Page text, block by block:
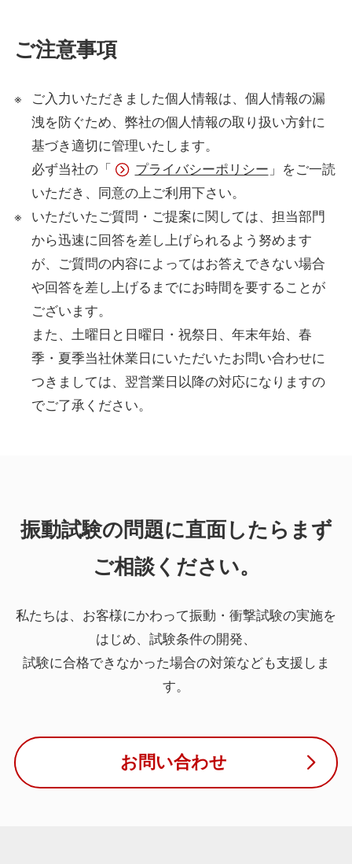
ご注意事項
ご入力いただきました個人情報は、個人情報の漏
洩を防ぐため、弊社の個人情報の取り扱い方針に
基づき適切に管理いたします。
必ず当社の「
プライバシーポリシー 」をご一読
いただき、同意の上ご利用下さい。
いただいたご質問・ご提案に関しては、担当部門
から迅速に回答を差し上げられるよう努めます
が、ご質問の内容によってはお答えできない場合
や回答を差し上げるまでにお時間を要することが
ございます。
また、土曜日と日曜日・祝祭日、年末年始、春
季・夏季当社休業日にいただいたお問い合わせに
つきましては、翌営業日以降の対応になりますの
でご了承ください。
振動試験の問題に直面したらまず
ご相談ください。
私たちは、お客様にかわって振動・衝撃試験の実施を
はじめ、試験条件の開発、
試験に合格できなかった場合の対策なども支援しま
す。
お問い合わせ